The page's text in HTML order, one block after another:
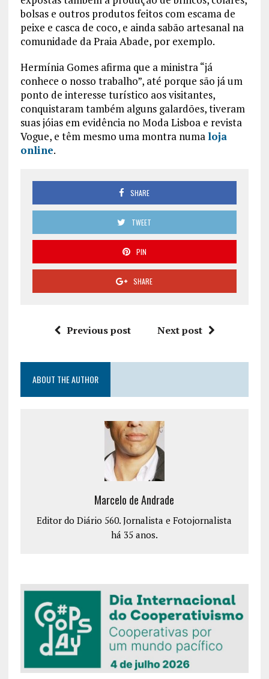
bolsas e outros produtos feitos com escama de
peixe e casca de coco, e ainda sabão artesanal na
comunidade da Praia Abade, por exemplo.
Hermínia Gomes afirma que a ministra “já
conhece o nosso trabalho”, até porque são já um
ponto de interesse turístico aos visitantes,
conquistaram também alguns galardões, tiveram
suas jóias em evidência no Moda Lisboa e revista
Vogue, e têm mesmo uma montra numaloja
online.
SHARE
TWEET
PIN
SHARE
Previous post Next post
ABOUT THE AUTHOR
Marcelo de Andrade
Editor do Diário 560. Jornalista e Fotojornalista
há 35 anos.